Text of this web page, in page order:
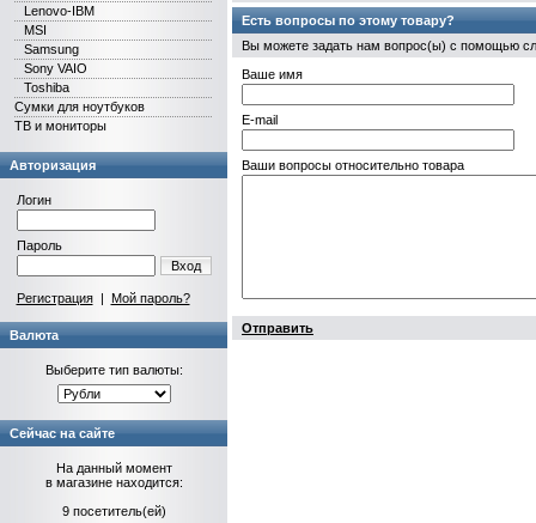
Lenovo-IBM
MSI
Samsung
Sony VAIO
Toshiba
Сумки для ноутбуков
ТВ и мониторы
Авторизация
Логин
Пароль
Вход
Регистрация| Мой пароль?
Валюта
Выберите тип валюты:
Сейчас на сайте
На данный момент
в магазине находится:
9 посетитель(ей)
Есть вопросы по этому товару?
Вы можете задать нам вопрос(ы) с помощью
Ваше имя
E-mail
Ваши вопросы относительно товара
Отправить